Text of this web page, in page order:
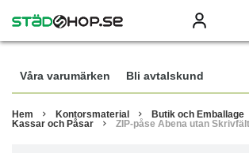
Våra varumärken Bli avtalskund
Hem Kontorsmaterial
Butik och Emballage
Kassar och Påsar
ZIP-påse Abena utan